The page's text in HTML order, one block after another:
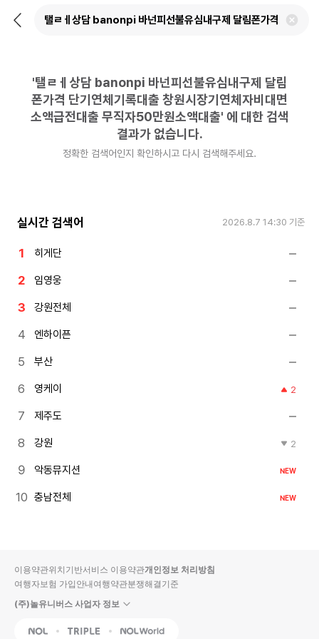
뒤
검
'탤ㄹㅔ상담 banonpi 바넌피선불유심내구제 달림
폰가격 단기연체기록대출 창원시장기연체자비대면
소액급전대출 무직자50만원소액대출' 에 대한 검색
결과가 없습니다.
정확한 검색어인지 확인하시고 다시 검색해주세요.
실시간 검색어 2026.8.7 14:30 기준
히게단
임영웅
강원전체
엔하이픈
부산
영케이 2
제주도
강원 2
악동뮤지션 NEW
충남전체 NEW
이용약관위치기반서비스 이용약관개인정보 처리방침
여행자보험 가입안내여행약관분쟁해결기준
(주)놀유니버스 사업자 정보
NOL Triple Interpark Global